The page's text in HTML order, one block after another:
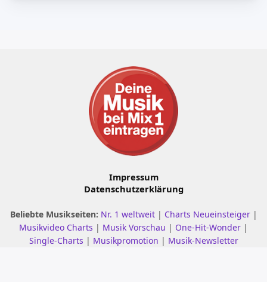
Impressum
Datenschutzerklärung
Beliebte Musikseiten: Nr. 1 weltweit | Charts Neueinsteiger |
Musikvideo Charts | Musik Vorschau | One-Hit-Wonder |
Single-Charts | Musikpromotion | Musik-Newsletter